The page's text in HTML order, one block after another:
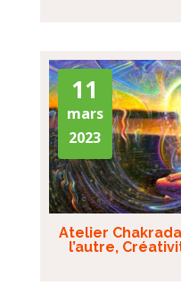
11
mars
2023
Atelier
l’autre,